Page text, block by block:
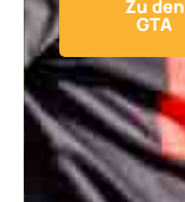
Zu den
GTA